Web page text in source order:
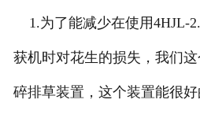
1.为了能减少在使用4HJL-
获机时对花生的损失，我们
碎排草装置，这个装置能很